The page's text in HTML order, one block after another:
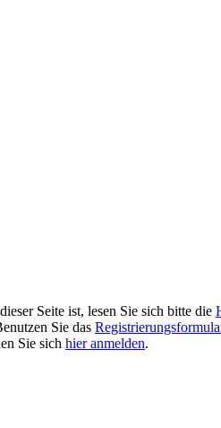
Seite ist, lesen Sie sich bitte die
Sie das
Sie sich hier anmelden.